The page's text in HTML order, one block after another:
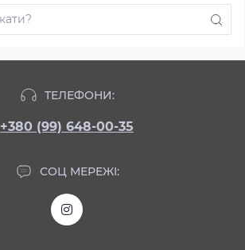
ТЕЛЕФОНИ:
+380 (99) 648-00-35
СОЦ МЕРЕЖІ: